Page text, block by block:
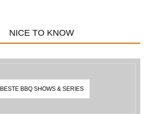
NICE TO KNOW
BESTE BBQ SHOWS & SERIES